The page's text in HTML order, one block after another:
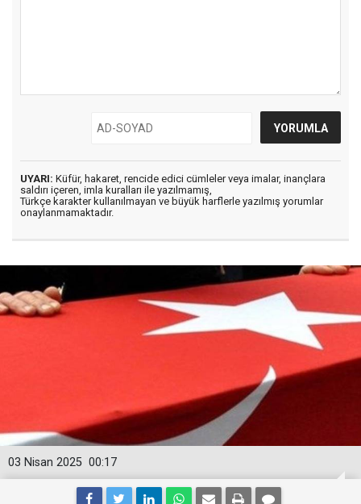
UYARI: Küfür, hakaret, rencide edici cümleler veya imalar, inançlara
saldırı içeren, imla kuralları ile yazılmamış,
Türkçe karakter kullanılmayan ve büyük harflerle yazılmış yorumlar
onaylanmamaktadır.
00:17
03 Nisan 2025